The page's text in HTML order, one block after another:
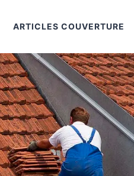
ARTICLES COUVERTURE